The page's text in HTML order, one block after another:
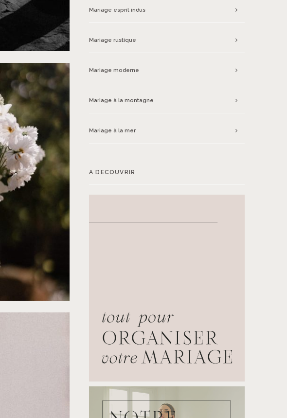
Mariage esprit indus
Mariage rustique
Mariage moderne
Mariage à la montagne
Mariage à la mer
A DECOUVRIR